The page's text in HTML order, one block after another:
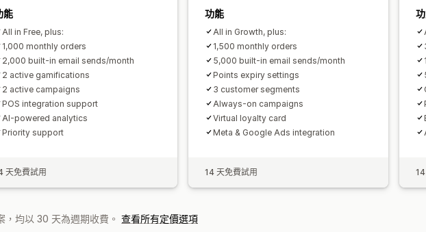
能
All in Free, plus:
1,000 monthly orders
2,000 built-in email sends/month
2 active gamifications
2 active campaigns
POS integration support
AI-powered analytics
Priority support
天免費試用
功能
All in Growth, plus:
1,500 monthly orders
5,000 built-in email sends/month
Points expiry settings
3 customer segments
Always-on campaigns
Virtual loyalty card
Meta & Google Ads integration
14 天免費試用
均以 30 天為週期收費。 查看所有定價選項